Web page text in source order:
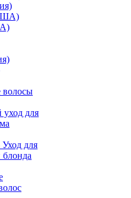
для
для